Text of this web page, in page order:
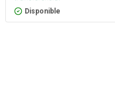
Disponible